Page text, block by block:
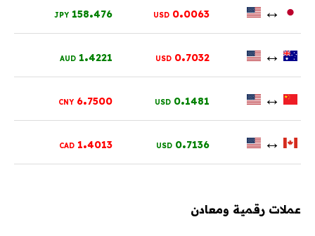
↔
0.0063
USD
158.476
JPY
↔
0.7032
USD
1.4221
AUD
↔
0.1481
USD
6.7500
CNY
↔
0.7136
USD
1.4013
CAD
عملات رقمية ومعادن